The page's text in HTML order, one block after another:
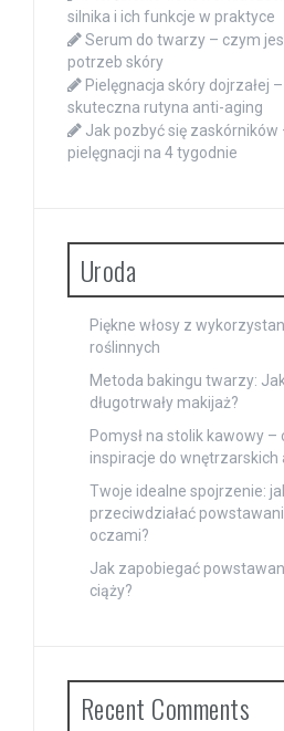
silnika i ich funkcje w praktyce
Serum do twarzy – czym
potrzeb skóry
Pielęgnacja skóry dojrzałej
skuteczna rutyna anti-aging
Jak pozbyć się zaskórników
pielęgnacji na 4 tygodnie
Uroda
Piękne włosy z
roślinnych
Metoda bakingu twarzy:
długotrwały makijaż?
Pomysł na stolik kawowy –
inspiracje do wnętrzarskich
Twoje idealne spojrzenie:
przeciwdziałać
oczami?
Jak zapobiegać
ciąży?
Recent Comments